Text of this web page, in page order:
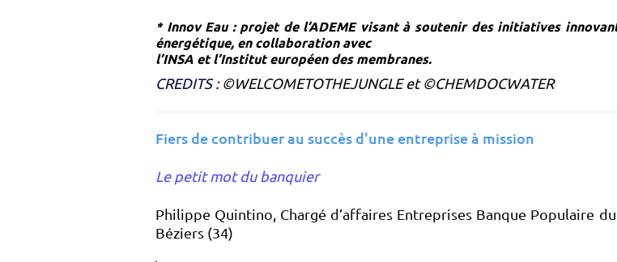
* Innov Eau : projet de l’ADEME visant à soutenir des initiatives
énergétique, en collaboration avec
l’INSA et l’Institut européen des membranes.
CREDITS :©WELCOMETOTHEJUNGLE et ©CHEMDOCWATER
Fiers de contribuer au succès d'une entreprise à mission
Le petit mot du banquier
Philippe Quintino, Chargé d’affaires Entreprises Banque Populaire
Béziers (34)